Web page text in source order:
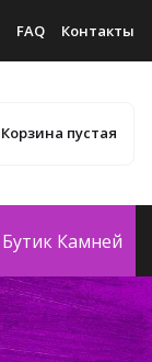
FAQ Контакты
Корзина пустая
Бутик Камней